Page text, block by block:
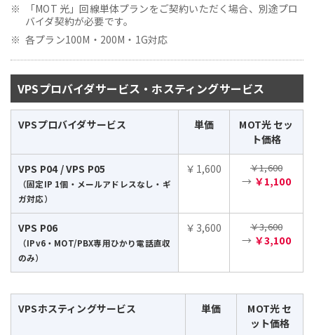
「MOT 光」回線単体プランをご契約いただく場合、別途プロ
バイダ契約が必要です。
各プラン100M・200M・1G対応
VPSプロバイダサービス・ホスティングサービス
VPSプロバイダサービス 単価
MOT光 セッ
ト価格
VPS P04 / VPS P05
（固定IP 1個・メールアドレスなし・ギ
ガ対応）
￥1,600 ￥1,600
→ ￥1,100
VPS P06
（IPv6・MOT/PBX専用ひかり電話直収
のみ）
￥3,600 ￥3,600
→ ￥3,100
VPSホスティングサービス 単価
MOT光 セ
ット価格